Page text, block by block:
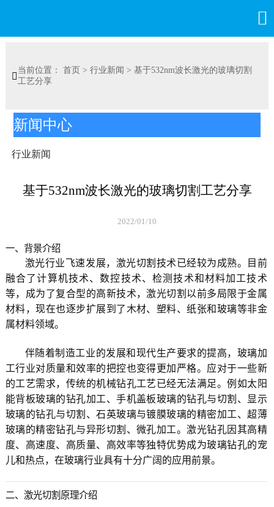


当前位置： 首页 > 行业新闻 > 基于532nm波长激光的玻璃切割
工艺分享
新闻中心
行业新闻
基于532nm波长激光的玻璃切割工艺分享
2022/01/10
一、背景介绍
激光行业飞速发展，激光切割技术已经较为成熟。目前
融合了计算机技术、数控技术、检测技术和材料加工技术
等，成为了复合型的高新技术，激光切割以前多局限于金属
材料，现在也逐步扩展到了木材、塑料、纸张和玻璃等非金
属材料领域。
伴随着制造工业的发展和现代生产要求的提高，玻璃加
工行业对质量和效率的把控也变得更加严格。应对于一些新
的工艺需求，传统的机械钻孔工艺已经无法满足。例如太阳
能背板玻璃的钻孔加工、手机盖板玻璃的钻孔与切割、显示
玻璃的钻孔与切割、石英玻璃与镀膜玻璃的精密加工、超薄
玻璃的精密钻孔与异形切割、微孔加工。激光钻孔因其高精
度、高速度、高质量、高效率等独特优势成为玻璃钻孔的宠
儿和热点，在玻璃行业具有十分广阔的应用前景。
二、激光切割原理介绍